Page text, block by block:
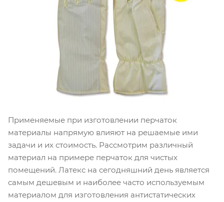
Применяемые при изготовлении перчаток
материалы напрямую влияют на решаемые ими
задачи и их стоимость. Рассмотрим различный
материал на примере перчаток для чистых
помещений. Латекс на сегодняшний день является
самым дешевым и наиболее часто используемым
материалом для изготовления антистатических